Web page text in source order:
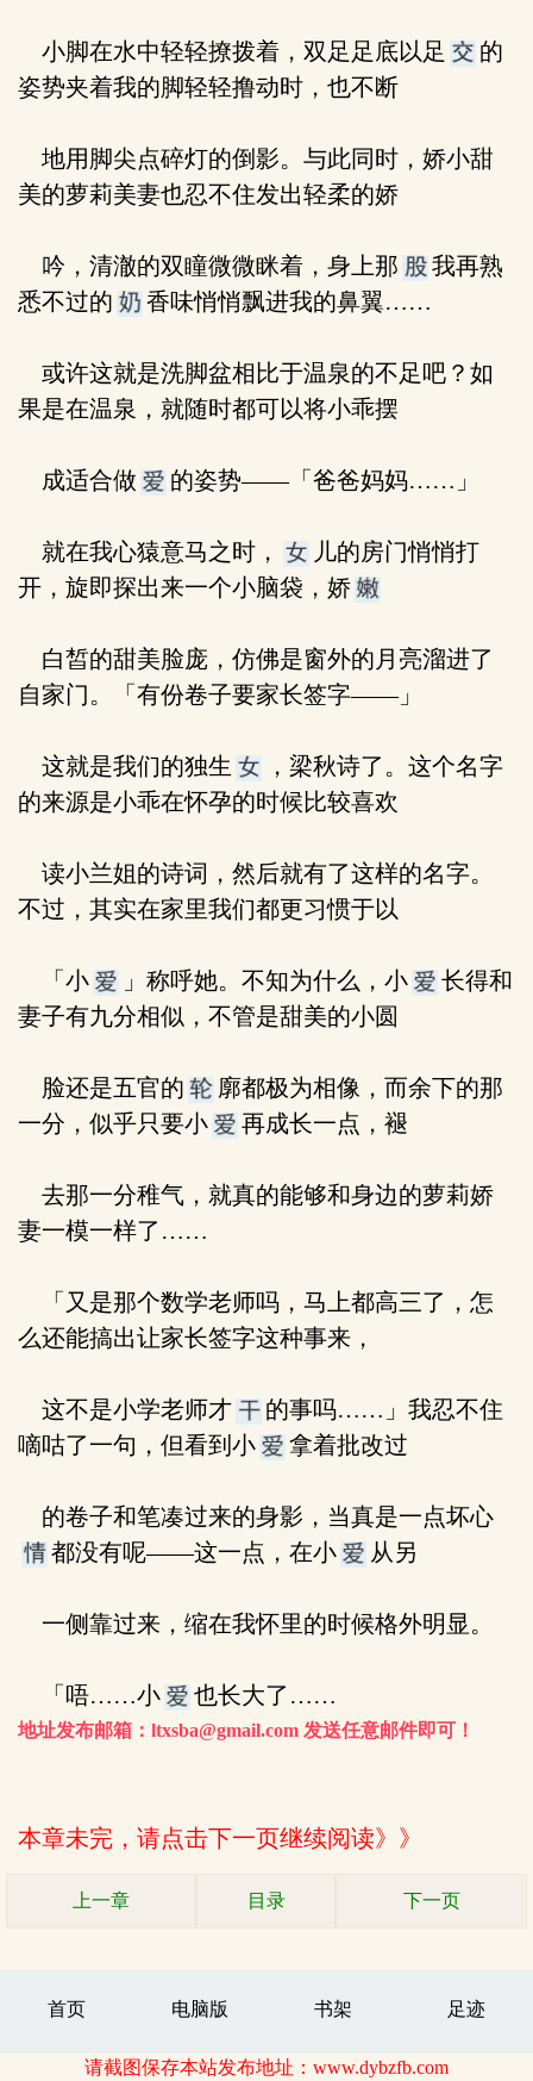
小脚在水中轻轻撩拨着，双足足底以足
的
姿势夹着我的脚轻轻撸动时，也不断
地用脚尖点碎灯的倒影。与此同时，娇小甜
美的萝莉美妻也忍不住发出轻柔的娇
吟，清澈的双瞳微微眯着，身上那
我再熟
悉不过的
香味悄悄飘进我的鼻翼……
或许这就是洗脚盆相比于温泉的不足吧？如
果是在温泉，就随时都可以将小乖摆
成适合做 的姿势——「爸爸妈妈……」
就在我心猿意马之时，
儿的房门悄悄打
开，旋即探出来一个小脑袋，娇
白皙的甜美脸庞，仿佛是窗外的月亮溜进了
自家门。「有份卷子要家长签字——」
这就是我们的独生
，梁秋诗了。这个名字
的来源是小乖在怀孕的时候比较喜欢
读小兰姐的诗词，然后就有了这样的名字。
不过，其实在家里我们都更习惯于以
「小 」称呼她。不知为什么，小
长得和
妻子有九分相似，不管是甜美的小圆
脸还是五官的
廓都极为相像，而余下的那
一分，似乎只要小
再成长一点，褪
去那一分稚气，就真的能够和身边的萝莉娇
妻一模一样了……
「又是那个数学老师吗，马上都高三了，怎
么还能搞出让家长签字这种事来，
这不是小学老师才
的事吗……」我忍不住
嘀咕了一句，但看到小
拿着批改过
的卷子和笔凑过来的身影，当真是一点坏心
都没有呢——这一点，在小
从另
一侧靠过来，缩在我怀里的时候格外明显。
「唔……小 也长大了……
地址发布邮箱：ltxsba@gmail.com 发送任意邮件即可！
本章未完，请点击下一页继续阅读》》
上一章 目录 下一页
首页 电脑版 书架 足迹
请截图保存本站发布地址：www.dybzfb.com